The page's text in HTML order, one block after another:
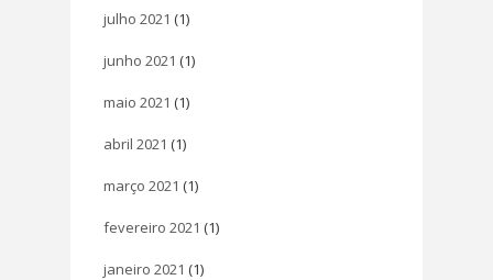
julho 2021 (1)
junho 2021 (1)
maio 2021 (1)
abril 2021 (1)
março 2021 (1)
fevereiro 2021 (1)
janeiro 2021 (1)